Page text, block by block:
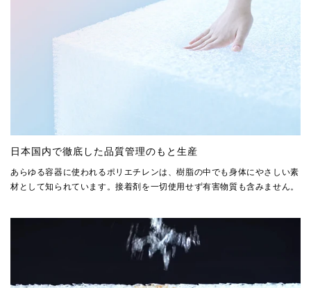
日本国内で徹底した品質管理のもと生産
あらゆる容器に使われるポリエチレンは、樹脂の中でも身体にやさしい素
材として知られています。接着剤を一切使用せず有害物質も含みません。